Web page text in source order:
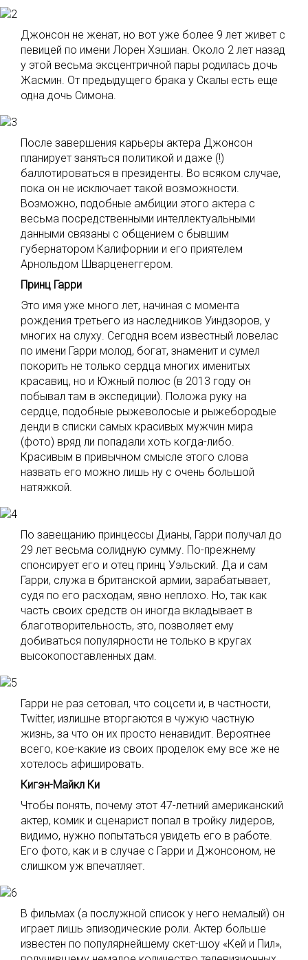
Джонсон не женат, но вот уже более 9 лет живет с
певицей по имени Лорен Хэшиан. Около 2 лет назад
у этой весьма эксцентричной пары родилась дочь
Жасмин. От предыдущего брака у Скалы есть еще
одна дочь Симона.
После завершения карьеры актера Джонсон
планирует заняться политикой и даже (!)
баллотироваться в президенты. Во всяком случае,
пока он не исключает такой возможности.
Возможно, подобные амбиции этого актера с
весьма посредственными интеллектуальными
данными связаны с общением с бывшим
губернатором Калифорнии и его приятелем
Арнольдом Шварценеггером.
Принц Гарри
Это имя уже много лет, начиная с момента
рождения третьего из наследников Уиндзоров, у
многих на слуху. Сегодня всем известный ловелас
по имени Гарри молод, богат, знаменит и сумел
покорить не только сердца многих именитых
красавиц, но и Южный полюс (в 2013 году он
побывал там в экспедиции). Положа руку на
сердце, подобные рыжеволосые и рыжебородые
денди в списки самых красивых мужчин мира
(фото) вряд ли попадали хоть когда-либо.
Красивым в привычном смысле этого слова
назвать его можно лишь ну с очень большой
натяжкой.
По завещанию принцессы Дианы, Гарри получал до
29 лет весьма солидную сумму. По-прежнему
спонсирует его и отец принц Уэльский. Да и сам
Гарри, служа в британской армии, зарабатывает,
судя по его расходам, явно неплохо. Но, так как
часть своих средств он иногда вкладывает в
благотворительность, это, позволяет ему
добиваться популярности не только в кругах
высокопоставленных дам.
Гарри не раз сетовал, что соцсети и, в частности,
Twitter, излишне вторгаются в чужую частную
жизнь, за что он их просто ненавидит. Вероятнее
всего, кое-какие из своих проделок ему все же не
хотелось афишировать.
Кигэн-Майкл Ки
Чтобы понять, почему этот 47-летний американский
актер, комик и сценарист попал в тройку лидеров,
видимо, нужно попытаться увидеть его в работе.
Его фото, как и в случае с Гарри и Джонсоном, не
слишком уж впечатляет.
В фильмах (а послужной список у него немалый) он
играет лишь эпизодические роли. Актер больше
известен по популярнейшему скет-шоу «Кей и Пил»,